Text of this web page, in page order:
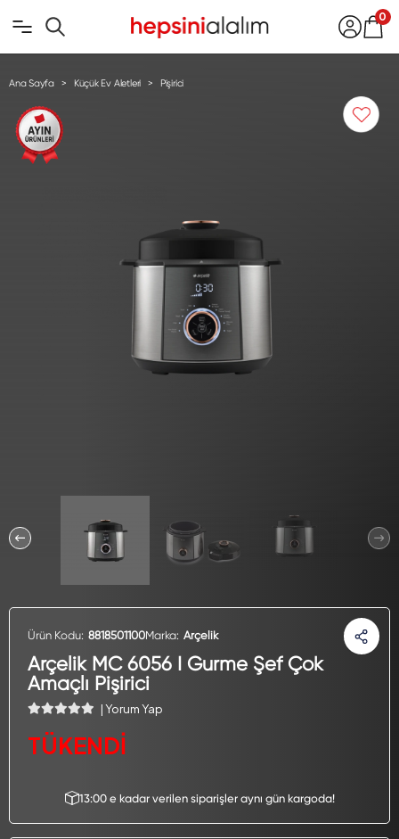
0
Ana Sayfa Küçük Ev Aletleri Pişirici
Ürün Kodu: 8818501100Marka: Arçelik
Arçelik MC 6056 I Gurme Şef Çok
Amaçlı Pişirici
| Yorum Yap
TÜKENDİ
13:00 e kadar verilen siparişler aynı gün kargoda!